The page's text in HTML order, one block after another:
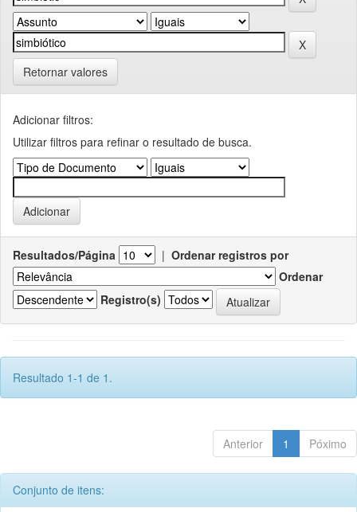
Retornar valores
Adicionar filtros:
Utilizar filtros para refinar o resultado de busca.
Resultados/Página | Ordenar registros por
Ordenar
Registro(s)
Resultado 1-1 de 1.
Anterior 1 Póximo
Conjunto de itens: